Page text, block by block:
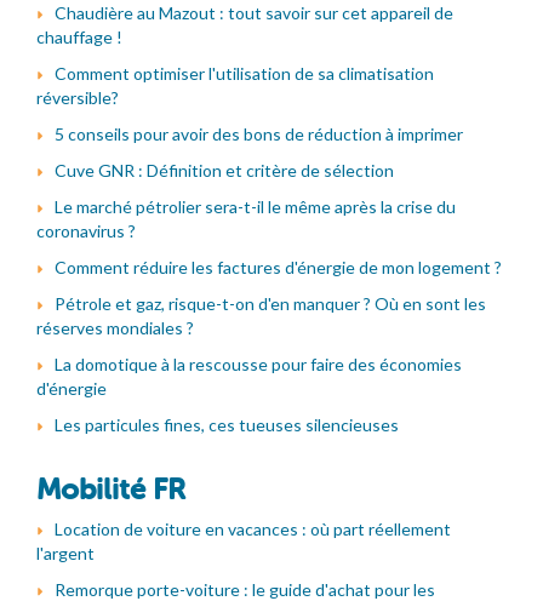
Chaudière au Mazout : tout savoir sur cet appareil de
chauffage !
Comment optimiser l'utilisation de sa climatisation
réversible?
5 conseils pour avoir des bons de réduction à imprimer
Cuve GNR : Définition et critère de sélection
Le marché pétrolier sera-t-il le même après la crise du
coronavirus ?
Comment réduire les factures d'énergie de mon logement ?
Pétrole et gaz, risque-t-on d'en manquer ? Où en sont les
réserves mondiales ?
La domotique à la rescousse pour faire des économies
d'énergie
Les particules fines, ces tueuses silencieuses
Mobilité FR
Location de voiture en vacances : où part réellement
l'argent
Remorque porte-voiture : le guide d'achat pour les